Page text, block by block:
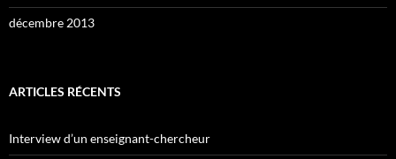
décembre 2013
ARTICLES RÉCENTS
Interview d’un enseignant-chercheur